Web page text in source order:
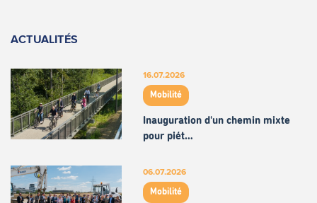
ACTUALITÉS
16.07.2026
Mobilité
Inauguration d'un chemin mixte
pour piét…
06.07.2026
Mobilité